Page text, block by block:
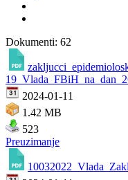
Dokumenti: 62
2024-01-11
1.42 MB
523
Preuzimanje